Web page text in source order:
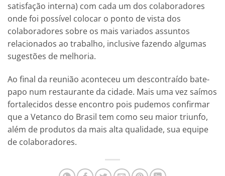
satisfação interna) com cada um dos colaboradores
onde foi possível colocar o ponto de vista dos
colaboradores sobre os mais variados assuntos
relacionados ao trabalho, inclusive fazendo algumas
sugestões de melhoria.
Ao final da reunião aconteceu um descontraído bate-
papo num restaurante da cidade. Mais uma vez saímos
fortalecidos desse encontro pois pudemos confirmar
que a Vetanco do Brasil tem como seu maior triunfo,
além de produtos da mais alta qualidade, sua equipe
de colaboradores.